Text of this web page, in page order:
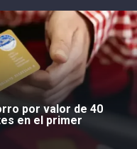
por valor de 40
en el primer